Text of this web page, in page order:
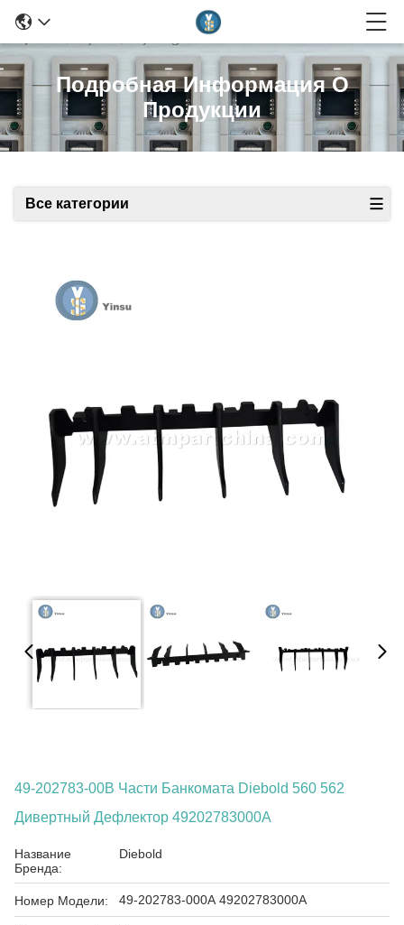
Подробная Информация О
Продукции
Все категории
49-202783-00B Части Банкомата Diebold 560 562
Дивертный Дефлектор 49202783000A
Название
Бренда:
Diebold
Номер Модели: 49-202783-000A 49202783000A